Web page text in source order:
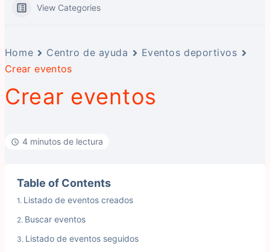
View Categories
Home Centro de ayuda
Eventos deportivos
Crear eventos
Crear eventos
4 minutos de lectura
Table of Contents
Listado de eventos creados
Buscar eventos
Listado de eventos seguidos